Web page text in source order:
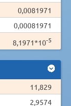
0,0081971
0,00081971
8,1971*10-5
11,829
2,9574